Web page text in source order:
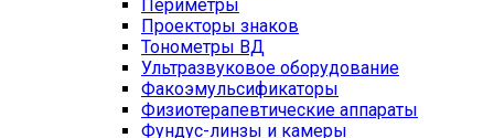
Периметры
Проекторы знаков
Тонометры ВД
Ультразвуковое оборудование
Факоэмульсификаторы
Физиотерапевтические аппараты
Фундус-линзы и камеры